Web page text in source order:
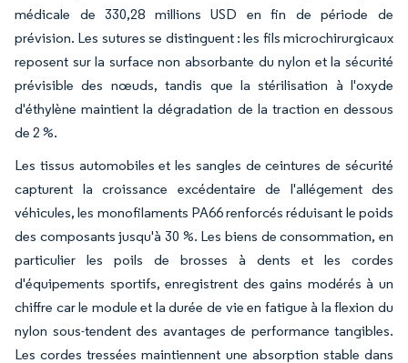
médicale de 330,28 millions USD en fin de période de
prévision. Les sutures se distinguent : les fils microchirurgicaux
reposent sur la surface non absorbante du nylon et la sécurité
prévisible des nœuds, tandis que la stérilisation à l'oxyde
d'éthylène maintient la dégradation de la traction en dessous
de 2 %.
Les tissus automobiles et les sangles de ceintures de sécurité
capturent la croissance excédentaire de l'allégement des
véhicules, les monofilaments PA66 renforcés réduisant le poids
des composants jusqu'à 30 %. Les biens de consommation, en
particulier les poils de brosses à dents et les cordes
d'équipements sportifs, enregistrent des gains modérés à un
chiffre car le module et la durée de vie en fatigue à la flexion du
nylon sous-tendent des avantages de performance tangibles.
Les cordes tressées maintiennent une absorption stable dans